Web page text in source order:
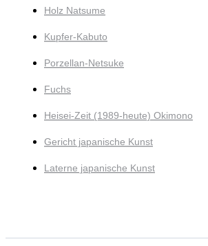
Holz Natsume
Kupfer-Kabuto
Porzellan-Netsuke
Fuchs
Heisei-Zeit (1989-heute) Okimono
Gericht japanische Kunst
Laterne japanische Kunst